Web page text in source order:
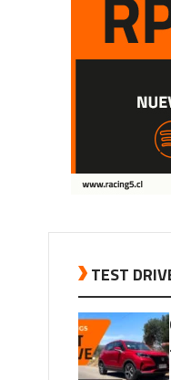
TEST